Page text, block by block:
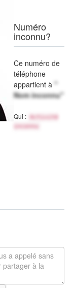
Numéro
inconnu?
Ce numéro de
téléphone
appartient à "
Nom inconnu"
Qui :
Activité
inconnu